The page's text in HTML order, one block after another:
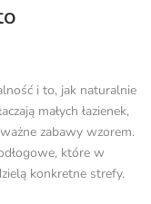
i to, jak naturalnie
małych łazienek,
zabawy wzorem.
które w
konkretne strefy.